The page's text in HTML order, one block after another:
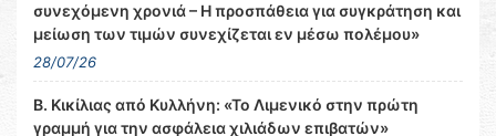
συνεχόμενη χρονιά – Η προσπάθεια για συγκράτηση και
μείωση των τιμών συνεχίζεται εν μέσω πολέμου»
28/07/26
Β. Κικίλιας από Κυλλήνη: «Το Λιμενικό στην πρώτη
γραμμή για την ασφάλεια χιλιάδων επιβατών»